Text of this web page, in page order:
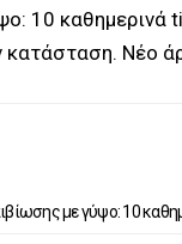
10 καθημερινά
κατάσταση. Νέο
με γύψο: 10